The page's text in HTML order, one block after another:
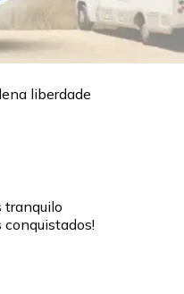
liberdade
tranquilo
conquistados!